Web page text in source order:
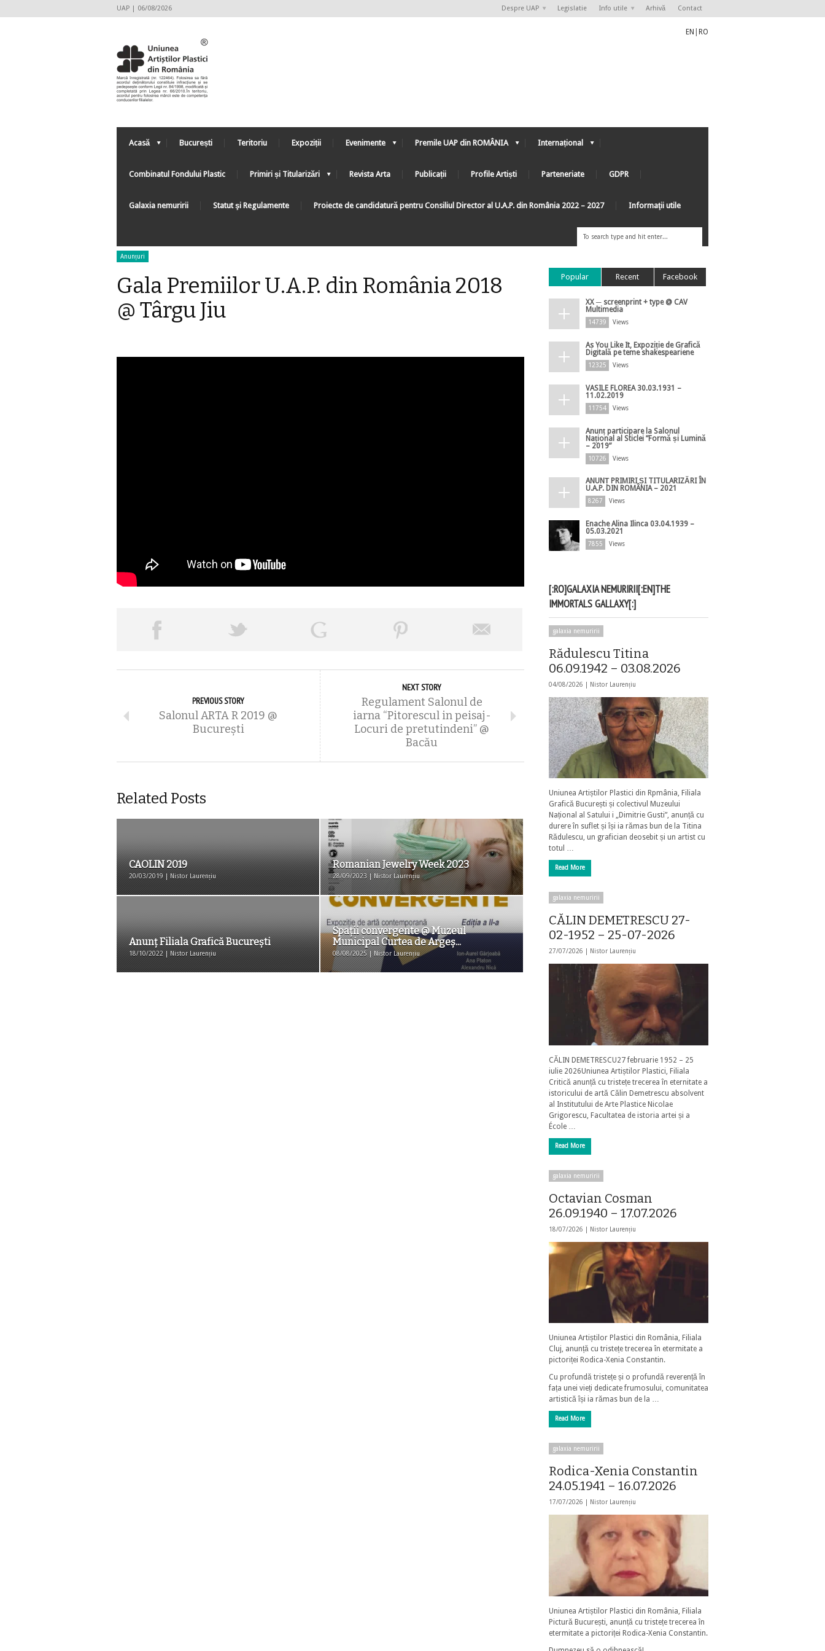
UAP | 06/08/2026 Despre UAP Legislatie Info utile Arhivă Contact
EN RO
Acasă București Teritoriu Expoziții Evenimente Premile UAP din ROMÂNIA Internațional
Combinatul Fondului Plastic Primiri și Titularizări Revista Arta Publicații Profile Artiști Parteneriate GDPR
Galaxia nemuririi Statut şi Regulamente Proiecte de candidatură pentru Consiliul Director al U.A.P. din România 2022 – 2027 Informaţii utile
Anunțuri
Gala Premiilor U.A.P. din România 2018
@ Târgu Jiu
PREVIOUS STORY
Salonul ARTA R 2019 @
București
NEXT STORY
Regulament Salonul de
iarna “Pitorescul in peisaj-
Locuri de pretutindeni” @
Bacău
Related Posts
CAOLIN 2019
20/03/2019 | Nistor Laurențiu
Romanian Jewelry Week 2023
28/09/2023 | Nistor Laurențiu
Anunţ Filiala Grafică Bucureşti
18/10/2022 | Nistor Laurențiu
Spaţii convergente @ Muzeul
Municipal Curtea de Argeș...
08/08/2025 | Nistor Laurențiu
Popular Recent Facebook
XX ─ screenprint + type @ CAV
Multimedia
14739 Views
As You Like It, Expoziție de Grafică
Digitală pe teme shakespeariene
12325 Views
VASILE FLOREA 30.03.1931 –
11.02.2019
11754 Views
Anunț participare la Salonul
Național al Sticlei ”Formă și Lumină
– 2019”
10726 Views
ANUNȚ PRIMIRI ȘI TITULARIZĂRI ÎN
U.A.P. DIN ROMÂNIA – 2021
8267 Views
Enache Alina Ilinca 03.04.1939 –
05.03.2021
7855 Views
[:RO]GALAXIA NEMURIRII[:EN]THE
IMMORTALS GALLAXY[:]
galaxia nemuririi
Rădulescu Titina
06.09.1942 – 03.08.2026
04/08/2026 | Nistor Laurențiu
Uniunea Artiștilor Plastici din Rpmânia, Filiala
Grafică București și colectivul Muzeului
Național al Satului i „Dimitrie Gusti”, anunță cu
durere în suflet și își ia rămas bun de la Titina
Rădulescu, un grafician deosebit și un artist cu
totul …
Read More
galaxia nemuririi
CĂLIN DEMETRESCU 27-
02-1952 – 25-07-2026
27/07/2026 | Nistor Laurențiu
CĂLIN DEMETRESCU27 februarie 1952 – 25
iulie 2026Uniunea Artiștilor Plastici, Filiala
Critică anunță cu tristețe trecerea în eternitate a
istoricului de artă Călin Demetrescu absolvent
al Institutului de Arte Plastice Nicolae
Grigorescu, Facultatea de istoria artei și a
École …
Read More
galaxia nemuririi
Octavian Cosman
26.09.1940 – 17.07.2026
18/07/2026 | Nistor Laurențiu
Uniunea Artiștilor Plastici din România, Filiala
Cluj, anunță cu tristețe trecerea în etermitate a
pictoriței Rodica-Xenia Constantin.
Cu profundă tristețe și o profundă reverență în
fața unei vieți dedicate frumosului, comunitatea
artistică își ia rămas bun de la …
Read More
galaxia nemuririi
Rodica-Xenia Constantin
24.05.1941 – 16.07.2026
17/07/2026 | Nistor Laurențiu
Uniunea Artiștilor Plastici din România, Filiala
Pictură București, anunță cu tristețe trecerea în
etermitate a pictoriței Rodica-Xenia Constantin.